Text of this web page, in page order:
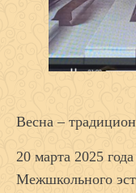
Весна –
20 марта 2025
Межшкольного